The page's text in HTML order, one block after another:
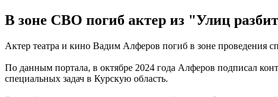
В зоне СВО погиб актер из "Улиц
Актер театра и кино Вадим Алферов погиб в зоне проведения
По данным портала, в октябре 2024 года Алферов подписал
специальных задач в Курскую область.